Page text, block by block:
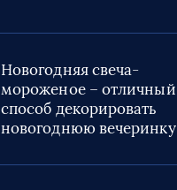
Новогодняя свеча-
мороженое – отличный
способ декорировать
новогоднюю вечеринку